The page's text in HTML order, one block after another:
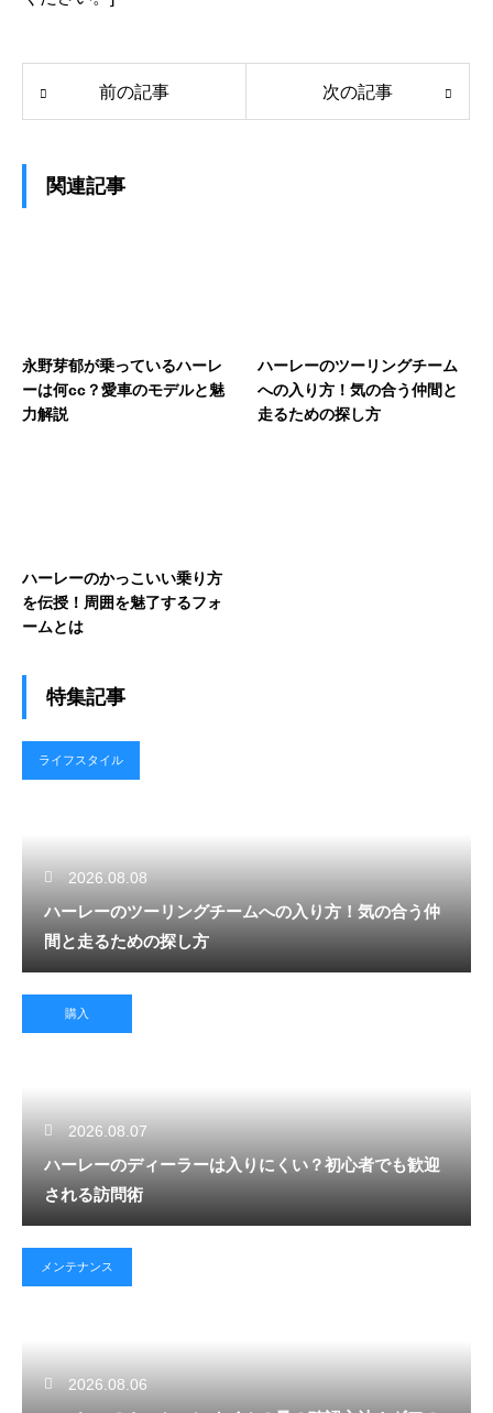
前の記事 次の記事
関連記事
永野芽郁が乗っているハーレ
ーは何cc？愛車のモデルと魅
力解説
ハーレーのツーリングチーム
への入り方！気の合う仲間と
走るための探し方
ハーレーのかっこいい乗り方
を伝授！周囲を魅了するフォ
ームとは
特集記事
ライフスタイル
2026.08.08
ハーレーのツーリングチームへの入り方！気の合う仲
間と走るための探し方
購入
2026.08.07
ハーレーのディーラーは入りにくい？初心者でも歓迎
される訪問術
メンテナンス
2026.08.06